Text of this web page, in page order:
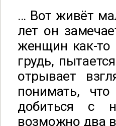
… Вот живёт
лет он
женщин как-то
грудь,
отрывает
понимать,
добиться с
возможно два